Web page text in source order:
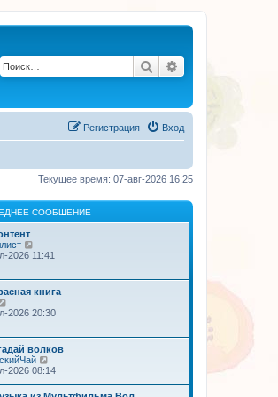
Поиск
Вход
Регистрация
Текущее время: 07-авг-2026 16:25
СООБЩЕНИЕ
е
т
и
к
о
с
л
е
д
н
2026 11:41
книга
е
т
и
к
п
2026 20:30
волков
е
е
2026 08:14